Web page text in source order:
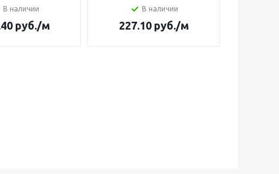
В наличии
руб./м
В наличии
227.10руб./м